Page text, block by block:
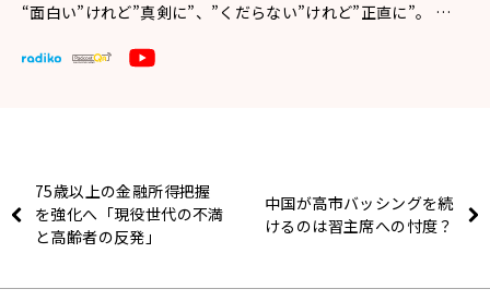
“面白い”けれど”真剣に”、”くだらない”けれど”正直に”。 …
75歳以上の金融所得把握
を強化へ「現役世代の不満
と高齢者の反発」
中国が高市バッシングを続
けるのは習主席への忖度？